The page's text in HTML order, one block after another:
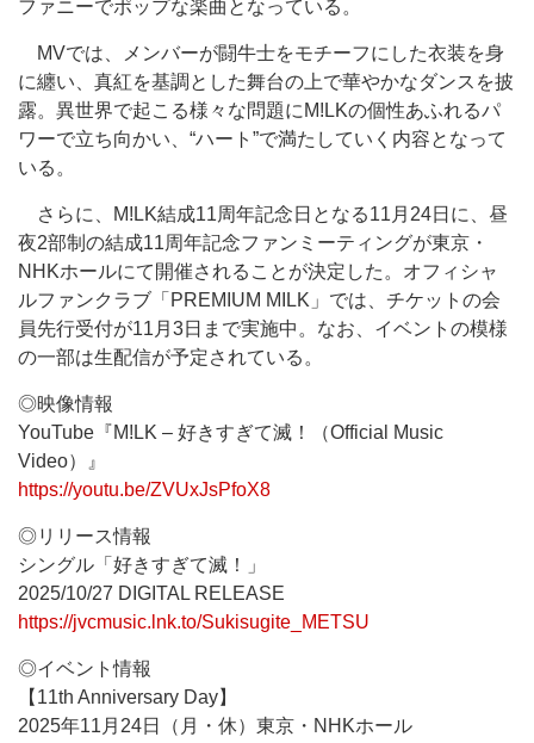
ファニーでポップな楽曲となっている。
MVでは、メンバーが闘牛士をモチーフにした衣装を身
に纏い、真紅を基調とした舞台の上で華やかなダンスを披
露。異世界で起こる様々な問題にM!LKの個性あふれるパ
ワーで立ち向かい、“ハート”で満たしていく内容となって
いる。
さらに、M!LK結成11周年記念日となる11月24日に、昼
夜2部制の結成11周年記念ファンミーティングが東京・
NHKホールにて開催されることが決定した。オフィシャ
ルファンクラブ「PREMIUM MILK」では、チケットの会
員先行受付が11月3日まで実施中。なお、イベントの模様
の一部は生配信が予定されている。
◎映像情報
YouTube『M!LK – 好きすぎて滅！（Official Music
Video）』
https://youtu.be/ZVUxJsPfoX8
◎リリース情報
シングル「好きすぎて滅！」
2025/10/27 DIGITAL RELEASE
https://jvcmusic.lnk.to/Sukisugite_METSU
◎イベント情報
【11th Anniversary Day】
2025年11月24日（月・休）東京・NHKホール